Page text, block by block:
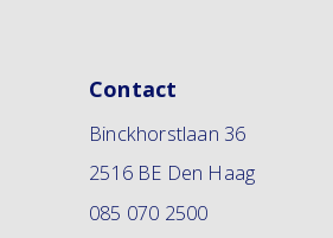
Contact
Binckhorstlaan 36
2516 BE Den Haag
085 070 2500